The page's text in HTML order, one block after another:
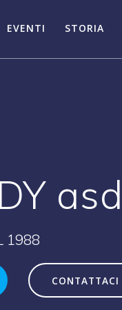
EVENTI STORIA
asd
1988
CONTATTACI